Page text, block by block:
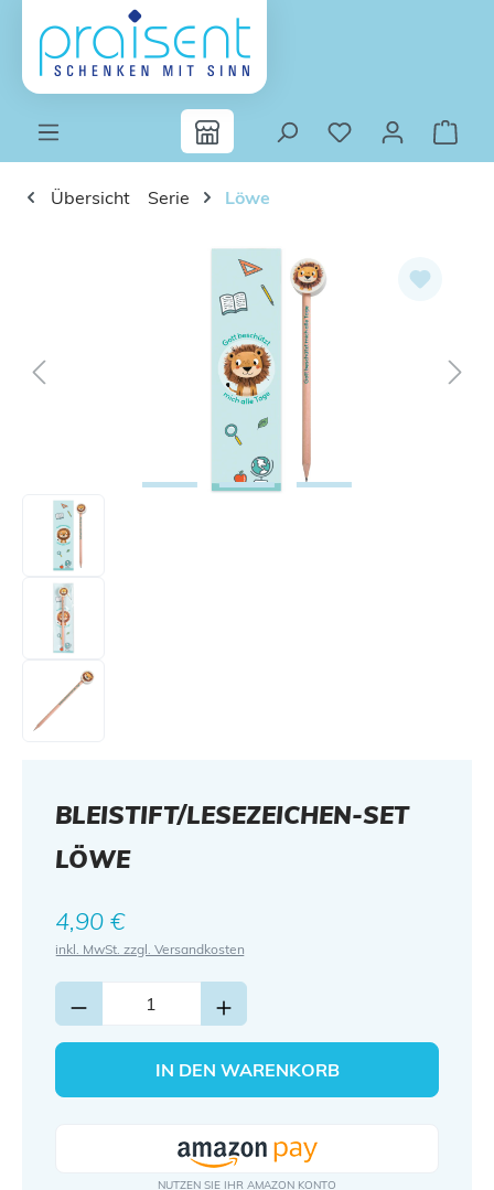
Zum Hauptinhalt springen
Übersicht Serie Löwe
Bildergalerie überspringen
BLEISTIFT/LESEZEICHEN-SET
LÖWE
Regulärer Preis:
4,90 €
inkl. MwSt. zzgl. Versandkosten
IN DEN WARENKORB